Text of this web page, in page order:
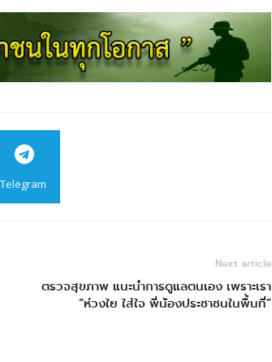
Telegram
Next article
ตรวจสุขภาพ แนะนำการดูแลตนเอง เพราะเรา
“ห่วงใย ใส่ใจ พี่น้องประชาชนในพื้นที่”